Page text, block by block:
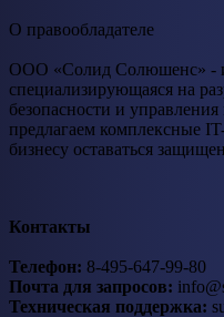
О правообладателе
ООО «Солид Солюшенс» -
специализирующаяся на
безопасности и
предлагаем комплексные
бизнесу оставаться
Контакты
Телефон: 8-495-647-99-80
Почта для запросов:
Техническая поддержка: